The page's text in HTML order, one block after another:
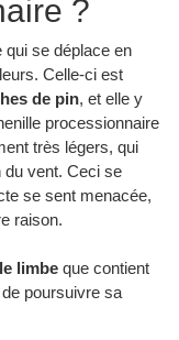
?
qui se déplace en
Celle-ci est
de pin, et elle y
processionnaire
très légers, qui
du vent. Ceci se
se sent menacée,
raison.
le limbe que contient
poursuivre sa